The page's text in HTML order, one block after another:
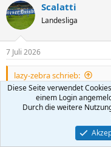
k
t
i
e
n
Scalatti
Landesliga
7 Juli 2026
lazy-zebra schrieb:
....soll lieber beim
Besser mal selber
Diese Seite verwendet
einem Login
Durch die weitere